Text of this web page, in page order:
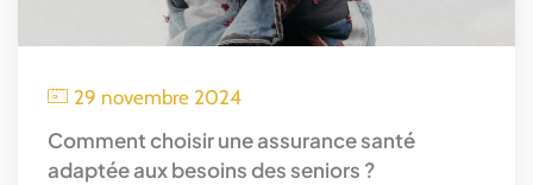
29 novembre 2024
Comment choisir une assurance santé
adaptée aux besoins des seniors ?